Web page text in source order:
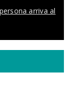
arriva al